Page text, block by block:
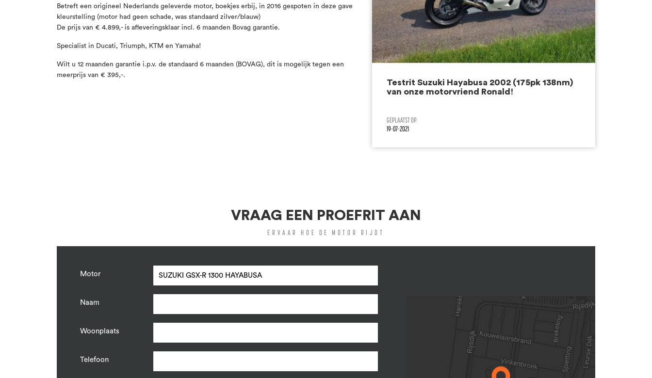
Betreft een origineel Nederlands geleverde motor, boekjes erbij, in 2016 gespoten in deze gave
kleurstelling (motor had geen schade, was standaard zilver/blauw)
De prijs van € 4.899,- is afleveringsklaar incl. 6 maanden Bovag garantie.
Specialist in Ducati, Triumph, KTM en Yamaha!
Wilt u 12 maanden garantie i.p.v. de standaard 6 maanden (BOVAG), dit is mogelijk tegen een
meerprijs van € 395,-.
Testrit Suzuki Hayabusa 2002 (175pk 138nm)
van onze motorvriend Ronald!
19-07-2021
VRAAG EEN PROEFRIT AAN
ERVAAR HOE DE MOTOR RIJDT
Motor
Naam
Woonplaats
Telefoon